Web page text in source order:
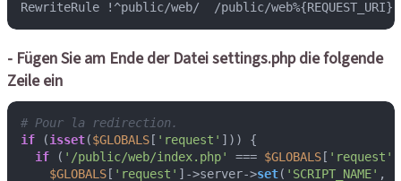
- Fügen Sie am Ende der Datei settings.php die folgende
Zeile ein
# Pour la redirection.
if (isset($GLOBALS[ 'request' ])) {
if ( '/public/web/index.php' === $GLOBALS[ 'request'
$GLOBALS[ 'request' ]->server->set( 'SCRIPT_NAME' ,